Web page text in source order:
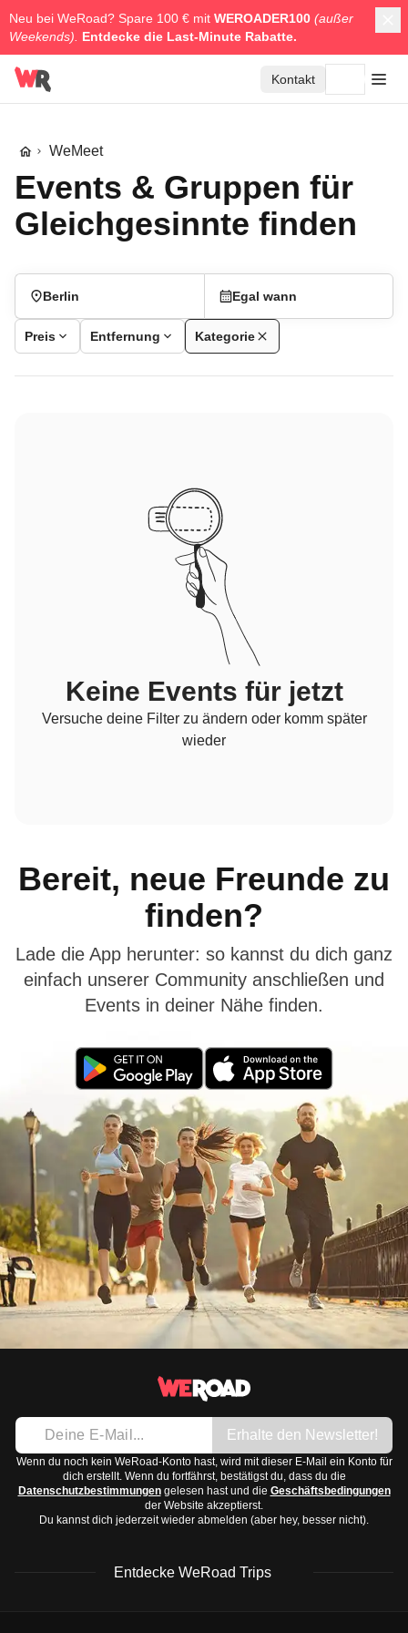
Neu bei WeRoad? Spare 100 € mit WEROADER100 (außer
Weekends).
Entdecke die Last-Minute Rabatte.
Kontakt
WeMeet
Events & Gruppen für
Gleichgesinnte finden
Berlin Egal wann
Preis Entfernung Kategorie
Keine Events für jetzt
Versuche deine Filter zu ändern oder komm später
wieder
Bereit, neue Freunde zu
finden?
Lade die App herunter: so kannst du dich ganz
einfach unserer Community anschließen und
Events in deiner Nähe finden.
Erhalte den Newsletter!
Wenn du noch kein WeRoad-Konto hast, wird mit dieser E-Mail ein Konto für
dich erstellt. Wenn du fortfährst, bestätigst du, dass du die
Datenschutzbestimmungengelesen hast und die Geschäftsbedingungen
der Website akzeptierst.
Du kannst dich jederzeit wieder abmelden (aber hey, besser nicht).
Entdecke WeRoad Trips